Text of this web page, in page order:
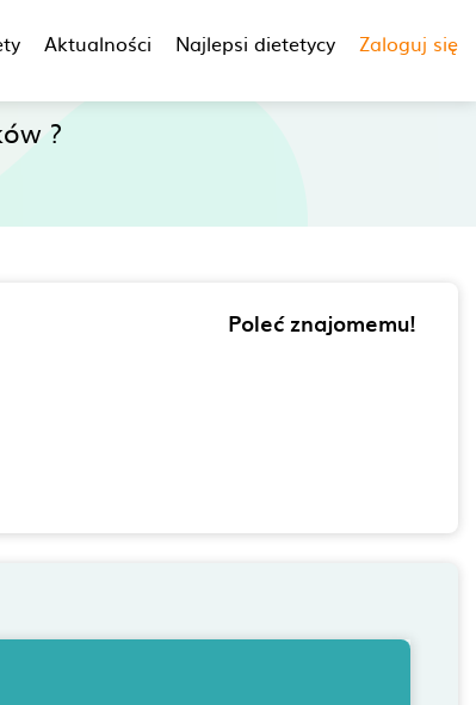
Aktualności Najlepsi dietetycy Zaloguj się
?
Poleć znajomemu!